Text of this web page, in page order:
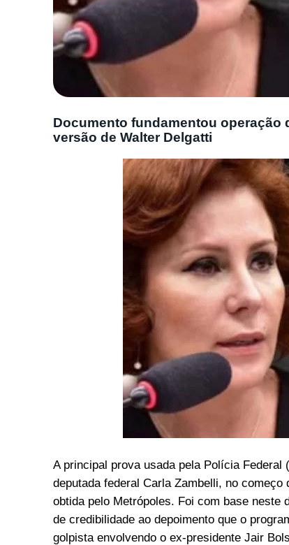
Documento fundamentou operação
versão de Walter Delgatti
A principal prova usada pela Polícia
deputada federal Carla Zambelli, no
obtida pelo Metrópoles. Foi com base neste
de credibilidade ao depoimento que o
golpista envolvendo o ex-presidente Jair